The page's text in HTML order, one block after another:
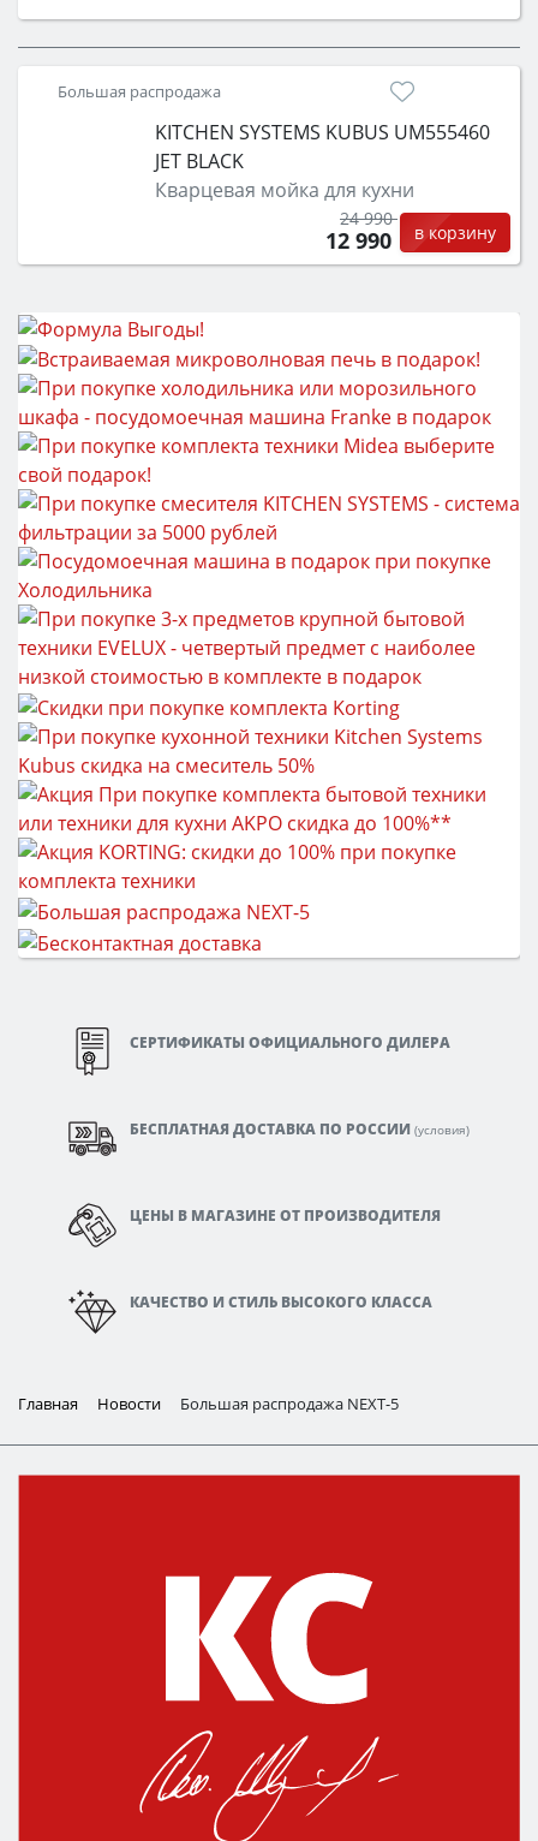
Большая распродажа
KITCHEN SYSTEMS KUBUS UM555460
JET BLACK
Кварцевая мойка для кухни
24 990
12 990 в корзину
СЕРТИФИКАТЫ ОФИЦИАЛЬНОГО ДИЛЕРА
БЕСПЛАТНАЯ ДОСТАВКА ПО РОССИИ (условия)
ЦЕНЫ В МАГАЗИНЕ ОТ ПРОИЗВОДИТЕЛЯ
КАЧЕСТВО И СТИЛЬ ВЫСОКОГО КЛАССА
Главная Новости Большая распродажа NEXT-5